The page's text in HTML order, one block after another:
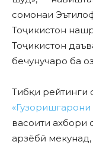
сомонаи
Тоҷикистон
Тоҷикистон
бечунучаро ба
Тибқи рейтинги
васоити
арзёбӣ